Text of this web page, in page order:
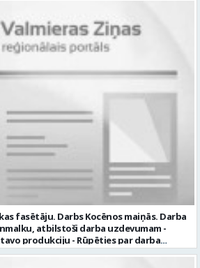
fasētāju. Darbs Kocēnos maiņās. Darba
atbilstoši darba uzdevumam -
produkciju - Rūpēties par darba
- Laba fiziskā